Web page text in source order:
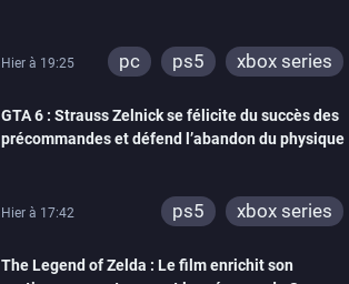
Hier à 19:25 pc ps5 xbox series
GTA 6 : Strauss Zelnick se félicite du succès des
précommandes et défend l’abandon du physique
Hier à 17:42 ps5 xbox series
The Legend of Zelda : Le film enrichit son